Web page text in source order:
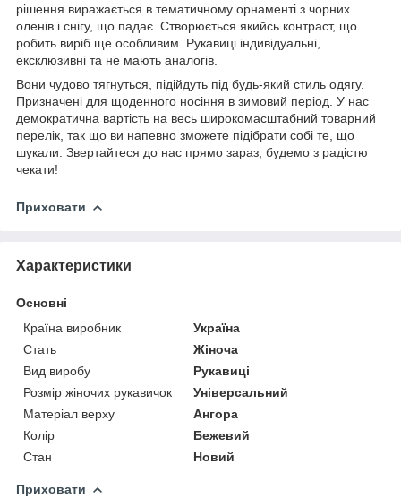
рішення виражається в тематичному орнаменті з чорних
оленів і снігу, що падає. Створюється якийсь контраст, що
робить виріб ще особливим. Рукавиці індивідуальні,
ексклюзивні та не мають аналогів.
Вони чудово тягнуться, підійдуть під будь-який стиль одягу.
Призначені для щоденного носіння в зимовий період. У нас
демократична вартість на весь широкомасштабний товарний
перелік, так що ви напевно зможете підібрати собі те, що
шукали. Звертайтеся до нас прямо зараз, будемо з радістю
чекати!
Приховати
Характеристики
Основні
Країна виробник
Україна
Стать
Жіноча
Вид виробу
Рукавиці
Розмір жіночих рукавичок
Універсальний
Матеріал верху
Ангора
Колір
Бежевий
Стан
Новий
Приховати